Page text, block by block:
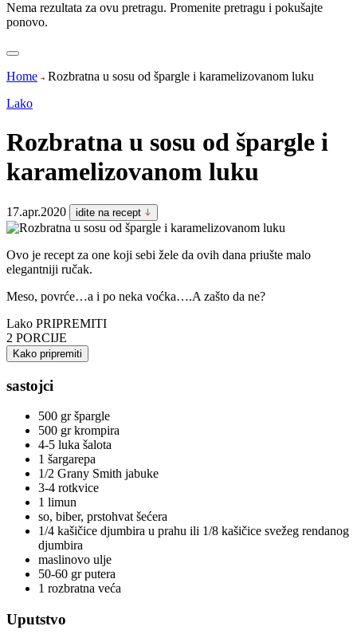
Nema rezultata za ovu pretragu. Promenite pretragu i pokušajte
ponovo.
Home
Rozbratna u sosu od špargle i karamelizovanom luku
Lako
Rozbratna u sosu od špargle i
karamelizovanom luku
17.apr.2020 idite na recept
Ovo je recept za one koji sebi žele da ovih dana priušte malo
elegantniji ručak.
Meso, povrće…a i po neka voćka….A zašto da ne?
Lako PRIPREMITI
2 PORCIJE
Kako pripremiti
sastojci
500 gr špargle
500 gr krompira
4-5 luka šalota
1 šargarepa
1/2 Grany Smith jabuke
3-4 rotkvice
1 limun
so, biber, prstohvat šećera
1/4 kašičice djumbira u prahu ili 1/8 kašičice svežeg rendanog
djumbira
maslinovo ulje
50-60 gr putera
1 rozbratna veća
Uputstvo